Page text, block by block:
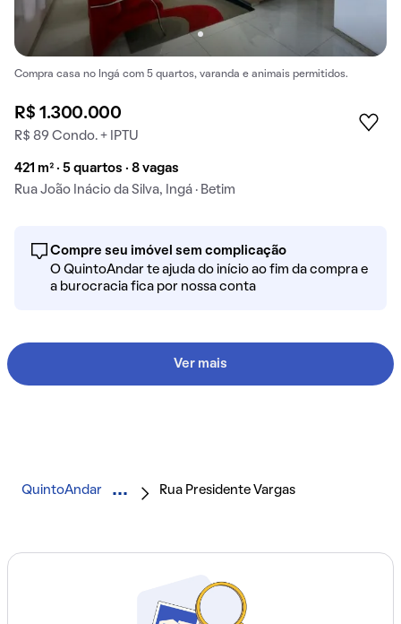
Compra casa no Ingá com 5 quartos, varanda e animais permitidos.
R$ 1.300.000
R$ 89 Condo. + IPTU
421 m² · 5 quartos · 8 vagas
Rua João Inácio da Silva, Ingá · Betim
Compre seu imóvel sem complicação
O QuintoAndar te ajuda do início ao fim da compra e
a burocracia fica por nossa conta
Ver mais
QuintoAndar Rua Presidente Vargas